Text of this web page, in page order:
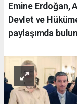
Emine Erdoğan,
Devlet ve
paylaşımda